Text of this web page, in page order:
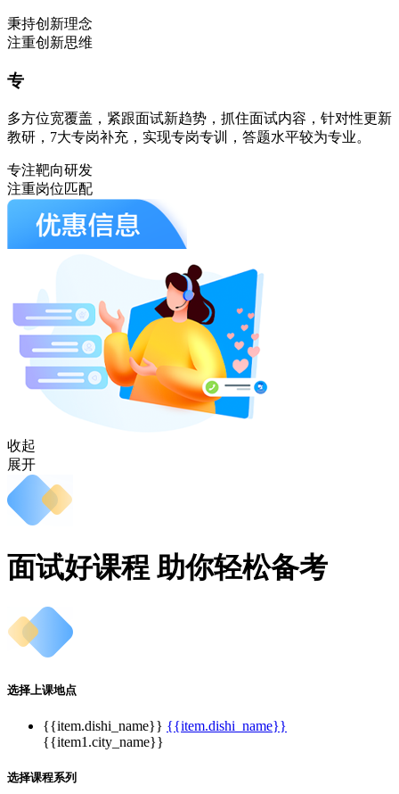
秉持创新理念
注重创新思维
专
多方位宽覆盖，紧跟面试新趋势，抓住面试内容，针对性更新
教研，7大专岗补充，实现专岗专训，答题水平较为专业。
专注靶向研发
注重岗位匹配
收起
展开
面试好课程 助你轻松备考
选择上课地点
{{item.dishi_name}} {{item.dishi_name}}
{{item1.city_name}}
选择课程系列